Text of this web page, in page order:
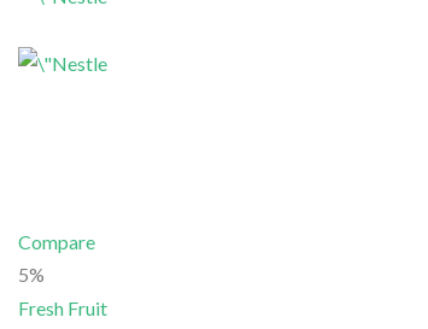
Compare
5%
Fresh Fruit